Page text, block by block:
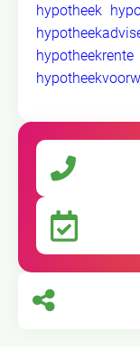
hypotheek
hypotheekrente